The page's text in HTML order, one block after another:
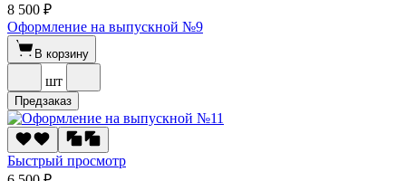
8 500 ₽
Оформление на выпускной №9
В корзину
шт
Предзаказ
Быстрый просмотр